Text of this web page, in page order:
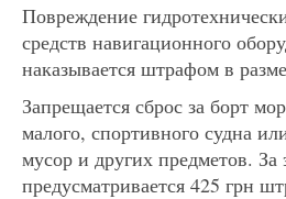
Повреждение
средств навигационного
наказывается штрафом в
Запрещается сброс за борт
малого, спортивного судна
мусор и других предметов. За
предусматривается 425 грн